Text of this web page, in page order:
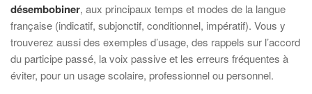
désembobiner, aux principaux temps et modes de la langue
française (indicatif, subjonctif, conditionnel, impératif). Vous y
trouverez aussi des exemples d’usage, des rappels sur l’accord
du participe passé, la voix passive et les erreurs fréquentes à
éviter, pour un usage scolaire, professionnel ou personnel.